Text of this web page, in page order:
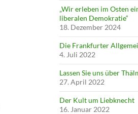
„Wir erleben im Osten
liberalen Demokratie“
18. Dezember 2024
Die Frankfurter
4. Juli 2022
Lassen Sie uns über
27. April 2022
Der Kult um Liebknecht
16. Januar 2022